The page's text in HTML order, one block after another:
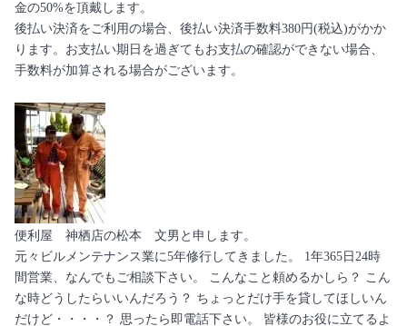
金の50%を頂戴します。
後払い決済をご利用の場合、後払い決済手数料380円(税込)がかか
ります。お支払い期日を過ぎてもお支払の確認ができない場合、
手数料が加算される場合がございます。
便利屋 神栖店の松本 文男と申します。
元々ビルメンテナンス業に5年修行してきました。 1年365日24時
間営業、なんでもご相談下さい。 こんなこと頼めるかしら？ こん
な時どうしたらいいんだろう？ ちょっとだけ手を貸してほしいん
だけど・・・・？ 思ったら即電話下さい。 皆様のお役に立てるよ